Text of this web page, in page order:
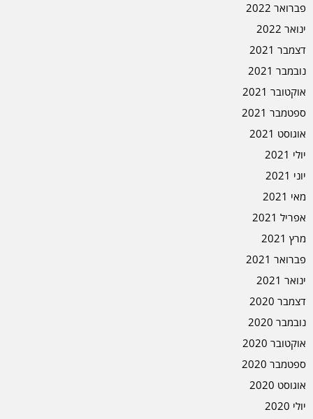
פברואר 2022
ינואר 2022
דצמבר 2021
נובמבר 2021
אוקטובר 2021
ספטמבר 2021
אוגוסט 2021
יולי 2021
יוני 2021
מאי 2021
אפריל 2021
מרץ 2021
פברואר 2021
ינואר 2021
דצמבר 2020
נובמבר 2020
אוקטובר 2020
ספטמבר 2020
אוגוסט 2020
יולי 2020